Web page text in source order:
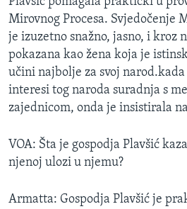
O GLASU AMERIKE
Learning English
PRATITE NAS
Jezici
Mirovnog Procesa. Svjedočenje
je izuzetno snažno, jasno, i kroz
pokazana kao žena koja je
učini najbolje za svoj
interesi tog naroda suradnja s
zajednicom, onda je insistirala
VOA: Šta je gospodja Plavšić
njenoj ulozi u njemu?
Armatta: Gospodja Plavšić je